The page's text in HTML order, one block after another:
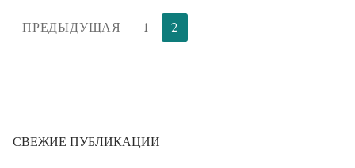
ПРЕДЫДУЩАЯ 1 2
СВЕЖИЕ ПУБЛИКАЦИИ